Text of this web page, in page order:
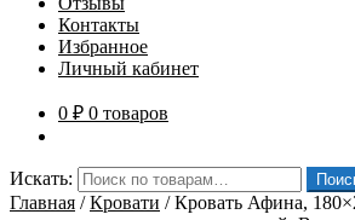
Контакты
Избранное
Личный кабинет
0 ₽ 0 товаров
Искать:
Главная /Кровати /Кровать Афина,